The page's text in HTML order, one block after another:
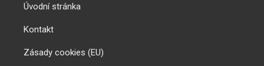
Úvodní stránka
Kontakt
Zásady cookies (EU)